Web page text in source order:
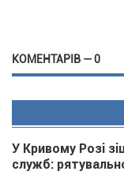
КОМЕНТАРІВ — 0
У Кривому Розі
служб: